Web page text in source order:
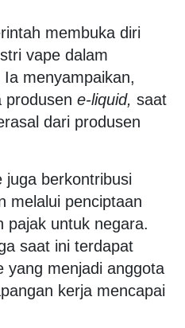
membuka diri
vape dalam
menyampaikan,
produsen e-liquid, saat
dari produsen
juga berkontribusi
melalui penciptaan
pajak untuk negara.
saat ini terdapat
yang menjadi anggota
kerja mencapai